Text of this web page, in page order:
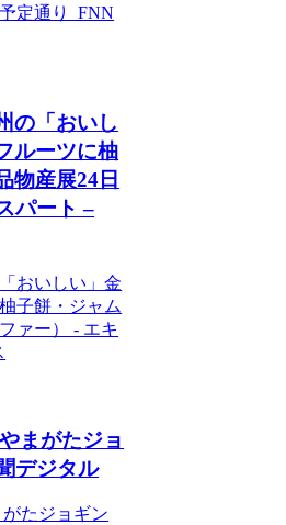
定通り FNN
の「おいし
ルーツに柚
物産展24日
パート –
おいしい」金
子餅・ジャム
ァー） - エキ
まがたジョ
デジタル
たジョギン